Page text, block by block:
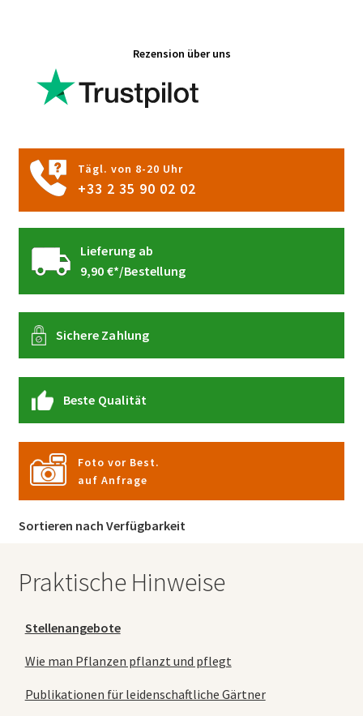
Rezension über uns
Tägl. von 8-20 Uhr
+33 2 35 90 02 02
Lieferung ab
9,90 €*/Bestellung
Sichere Zahlung
Beste Qualität
Foto vor Best.
auf Anfrage
Sortieren nach Verfügbarkeit
Praktische Hinweise
Stellenangebote
Wie man Pflanzen pflanzt und pflegt
Publikationen für leidenschaftliche Gärtner